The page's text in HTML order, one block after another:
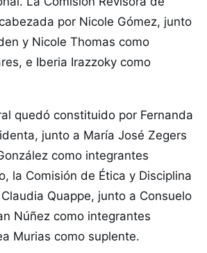
por Nicole Gómez, junto
y Nicole Thomas como
e Iberia Irazzoky como
quedó constituido por Fernanda
junto a María José Zegers
como integrantes
la Comisión de Ética y Disciplina
Quappe, junto a Consuelo
Núñez como integrantes
Murias como suplente.